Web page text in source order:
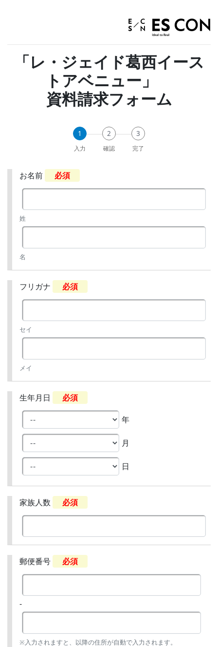
「レ・ジェイド葛西イース
トアベニュー」
資料請求フォーム
1
入力
2
確認
3
完了
お名前 必須
姓
名
フリガナ 必須
セイ
メイ
生年月日 必須
年
月
日
家族人数 必須
郵便番号 必須
-
※入力されますと、以降の住所が自動で入力されます。